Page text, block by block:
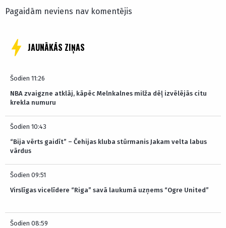
Pagaidām neviens nav komentējis
JAUNĀKĀS ZIŅAS
Šodien 11:26
NBA zvaigzne atklāj, kāpēc Melnkalnes milža dēļ izvēlējās citu
krekla numuru
Šodien 10:43
“Bija vērts gaidīt” – Čehijas kluba stūrmanis Jakam velta labus
vārdus
Šodien 09:51
Virslīgas vicelīdere “Riga” savā laukumā uzņems “Ogre United”
Šodien 08:59